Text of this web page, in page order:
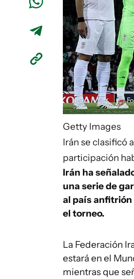
Getty Images
Irán se clasificó
participación
Irán ha
una serie de
al país anfitrión
el torneo.
La Federación
estará en el
mientras que